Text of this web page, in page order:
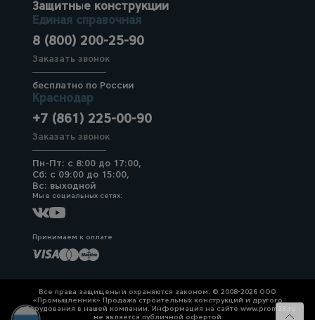
Защитные конструкции
Единая справочная
8 (800) 200-25-90
Заказать звонок
бесплатно по России
Краснодар
+7 (861) 225-00-90
Заказать звонок
Пн-Пт: с 8:00 до 17:00,
Сб: с 09:00 до 15:00,
Вс: выходной
Мы в социальных сетях:
Принимаем к оплате
Все права защищены и охраняются законом. © 2008-2026 ООО
«Промышленник» Продажа строительных конструкций и другого
оборудования в нашей компании. Информация на сайте www.prom23.ru
не является публичной офертой